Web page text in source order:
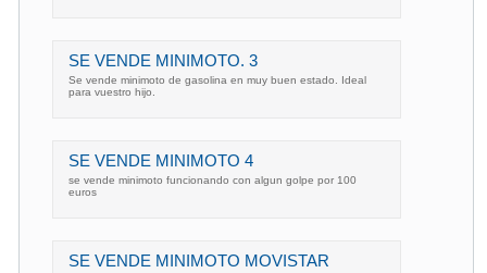
SE VENDE MINIMOTO. 3
Se vende minimoto de gasolina en muy buen estado. Ideal
para vuestro hijo.
SE VENDE MINIMOTO 4
se vende minimoto funcionando con algun golpe por 100
euros
SE VENDE MINIMOTO MOVISTAR